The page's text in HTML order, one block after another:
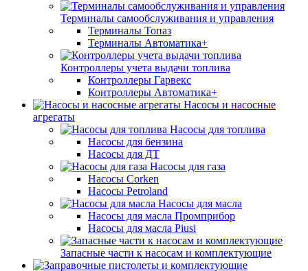
Терминалы самообслуживания и управления
Терминалы Топаз
Терминалы Автоматика+
Контроллеры учета выдачи топлива
Контроллеры Гарвекс
Контроллеры Автоматика+
Насосы и насосные
агрегаты
Насосы для топлива
Насосы для бензина
Насосы для ДТ
Насосы для газа
Насосы Corken
Насосы Petroland
Насосы для масла
Насосы для масла Промприбор
Насосы для масла Piusi
Запасные части к насосам и комплектующие